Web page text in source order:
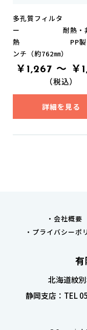
多孔質フィルタ
ー 耐熱・非
熱 PP製
ンチ（約762㎜）
￥1,267 ～ ￥
（税込）
詳細を見る
会社概要
プライバシーポ
北海道紋
静岡支店：TEL